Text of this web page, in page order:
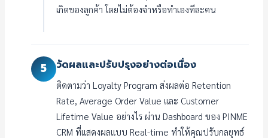
เกิดของลูกค้า โดยไม่ต้องจำหรือทำเองทีละคน
5 วัดผลและปรับปรุงอย่างต่อเนื่อง
ติดตามว่า Loyalty Program ส่งผลต่อ Retention
Rate, Average Order Value และ Customer
Lifetime Value อย่างไร ผ่าน Dashboard ของ PINME
CRM ที่แสดงผลแบบ Real-time ทำให้คุณปรับกลยุทธ์